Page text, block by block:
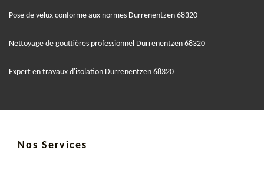
Pose de velux conforme aux normes Durrenentzen 68320
Nettoyage de gouttières professionnel Durrenentzen 68320
Expert en travaux d'isolation Durrenentzen 68320
Nos Services